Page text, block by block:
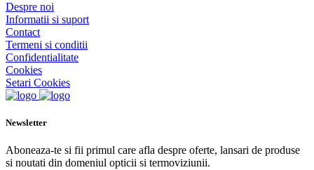
Despre noi
Informatii si suport
Contact
Termeni si conditii
Confidentialitate
Cookies
Setari Cookies
Newsletter
Aboneaza-te si fii primul care afla despre oferte, lansari de produse
si noutati din domeniul opticii si termoviziunii.